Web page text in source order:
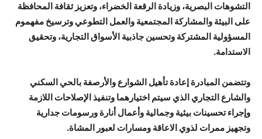
التشوهات البصرية، وزيادة الرقعة الخضراء، وتعزيز ثقافة المحافظة
على البيئة والمشاركة المجتمعية والعمل التطوعي وترسيخ مفهموم
المسؤولية المشتركة وتحسين جاذبية الأسواق التجارية، وتحقيق
الاستدامة.
وتتضمن المبادرة إعادة تأهيل الشوارع والأرصفة بالحي السكني
والشارع التجاري الذي سيتم اختيارهما وتنفيذ الإصلاحات اللازمة
وإجراء تحسينات بيئية وجمالية وأعمال أنارة ورسومات جدارية
وتجهيز ممرات لذوي الاعاقة ومسارات لعبور المشاة.